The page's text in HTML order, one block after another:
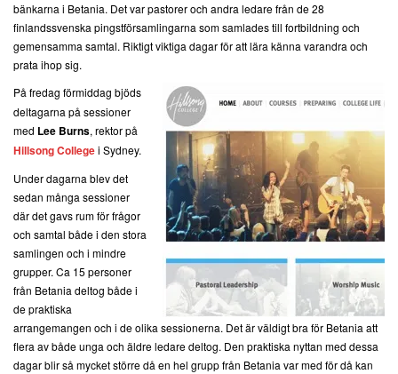
bänkarna i Betania. Det var pastorer och andra ledare från de 28
finlandssvenska pingstförsamlingarna som samlades till fortbildning och
gemensamma samtal. Riktigt viktiga dagar för att lära känna varandra och
prata ihop sig.
På fredag förmiddag bjöds
deltagarna på sessioner
med Lee Burns, rektor på
Hillsong Collegei Sydney.
Under dagarna blev det
sedan många sessioner
där det gavs rum för frågor
och samtal både i den stora
samlingen och i mindre
grupper. Ca 15 personer
från Betania deltog både i
de praktiska
arrangemangen och i de olika sessionerna. Det är väldigt bra för Betania att
flera av både unga och äldre ledare deltog. Den praktiska nyttan med dessa
dagar blir så mycket större då en hel grupp från Betania var med för då kan